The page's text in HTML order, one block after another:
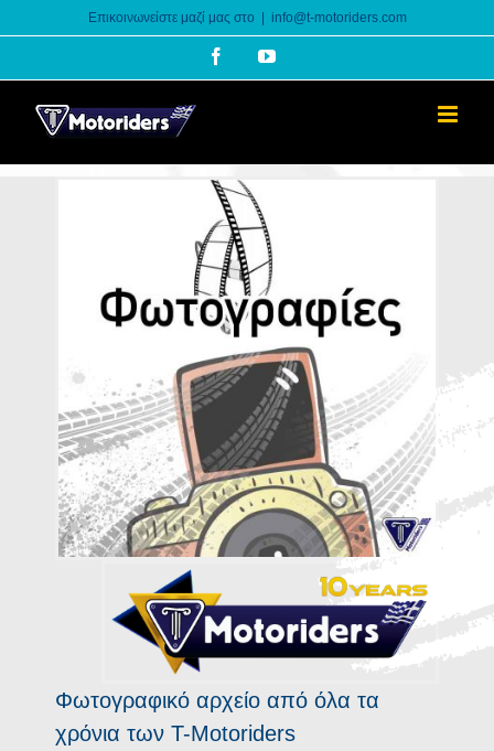
to
Επικοινωνείστε μαζί μας στο info@t-motoriders.com
FacebookYouTube
Φωτογραφικό αρχείο από όλα τα
χρόνια των T-Motoriders